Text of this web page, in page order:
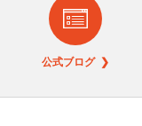
公式ブログ ❯